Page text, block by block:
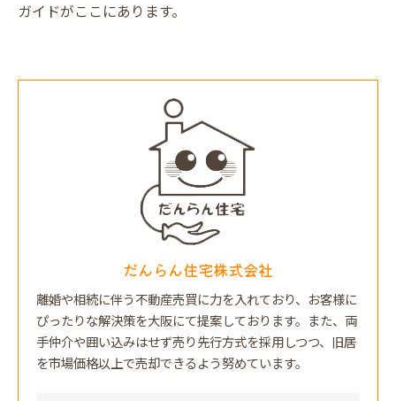
ガイドがここにあります。
だんらん住宅株式会社
離婚や相続に伴う不動産売買に力を入れており、お客様に
ぴったりな解決策を大阪にて提案しております。また、両
手仲介や囲い込みはせず売り先行方式を採用しつつ、旧居
を市場価格以上で売却できるよう努めています。